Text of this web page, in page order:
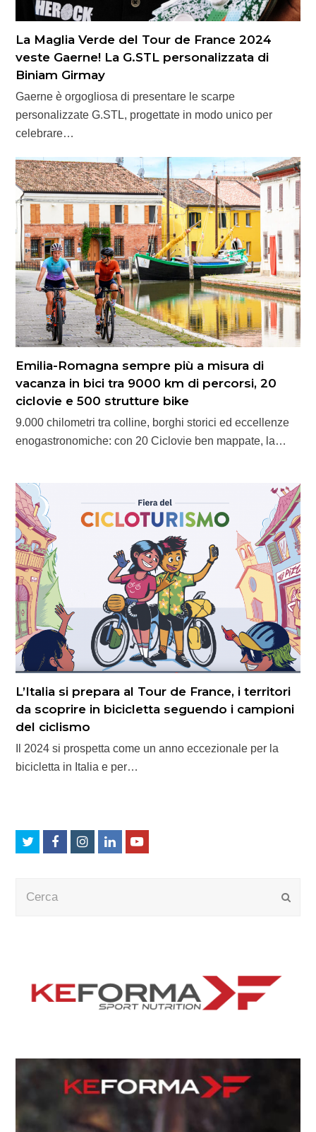
La Maglia Verde del Tour de France 2024
veste Gaerne! La G.STL personalizzata di
Biniam Girmay
Gaerne è orgogliosa di presentare le scarpe
personalizzate G.STL, progettate in modo unico per
celebrare…
Emilia-Romagna sempre più a misura di
vacanza in bici tra 9000 km di percorsi, 20
ciclovie e 500 strutture bike
9.000 chilometri tra colline, borghi storici ed eccellenze
enogastronomiche: con 20 Ciclovie ben mappate, la…
L’Italia si prepara al Tour de France, i territori
da scoprire in bicicletta seguendo i campioni
del ciclismo
Il 2024 si prospetta come un anno eccezionale per la
bicicletta in Italia e per…
TwitterFacebookInstagram
LinkedInYoutube